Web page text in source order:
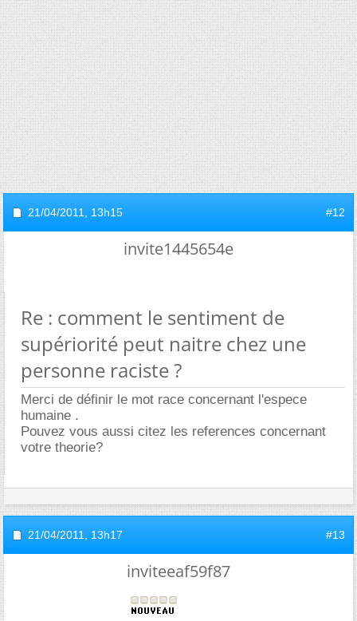
21/04/2011, 13h15 #12
invite1445654e
Re : comment le sentiment de
supériorité peut naitre chez une
personne raciste ?
Merci de définir le mot race concernant l'espece
humaine .
Pouvez vous aussi citez les references concernant
votre theorie?
21/04/2011, 13h17 #13
inviteeaf59f87